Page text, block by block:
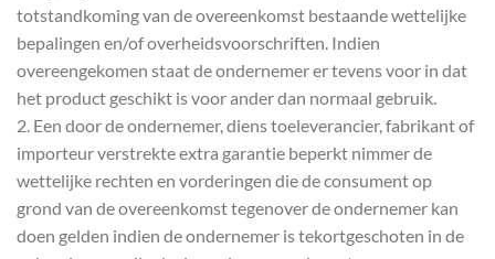
totstandkoming van de overeenkomst bestaande wettelijke
bepalingen en/of overheidsvoorschriften. Indien
overeengekomen staat de ondernemer er tevens voor in dat
het product geschikt is voor ander dan normaal gebruik.
2. Een door de ondernemer, diens toeleverancier, fabrikant of
importeur verstrekte extra garantie beperkt nimmer de
wettelijke rechten en vorderingen die de consument op
grond van de overeenkomst tegenover de ondernemer kan
doen gelden indien de ondernemer is tekortgeschoten in de